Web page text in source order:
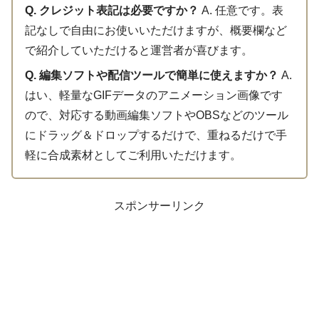
Q. クレジット表記は必要ですか？ A. 任意です。表
記なしで自由にお使いいただけますが、概要欄など
で紹介していただけると運営者が喜びます。
Q. 編集ソフトや配信ツールで簡単に使えますか？ A.
はい、軽量なGIFデータのアニメーション画像です
ので、対応する動画編集ソフトやOBSなどのツール
にドラッグ＆ドロップするだけで、重ねるだけで手
軽に合成素材としてご利用いただけます。
スポンサーリンク